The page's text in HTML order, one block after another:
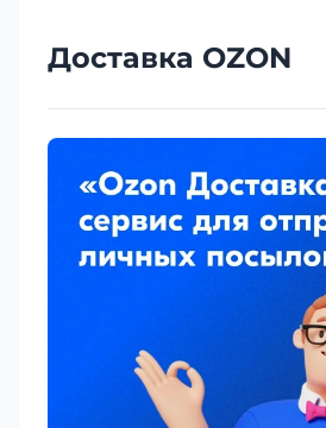
Доставка OZON